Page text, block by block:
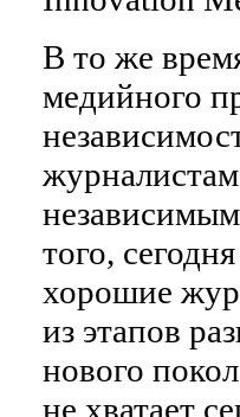
В то же
медийного
того,
хорошие
из этапов
нового
не хватает